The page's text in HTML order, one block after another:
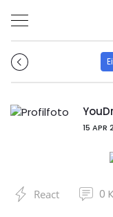
15 APR
React 0